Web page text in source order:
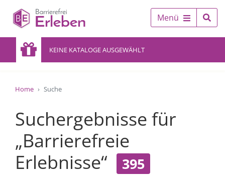
Menü
KEINE KATALOGE AUSGEWÄHLT
Home Suche
Suchergebnisse für
„Barrierefreie
Erlebnisse“
395